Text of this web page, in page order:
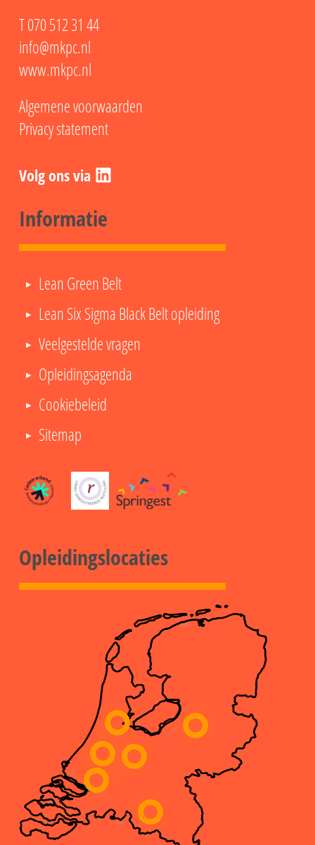
T070 512 31 44
info@mkpc.nl
www.mkpc.nl
Algemene voorwaarden
Privacy statement
Informatie
Lean Green Belt
Lean Six Sigma Black Belt opleiding
Veelgestelde vragen
Opleidingsagenda
Cookiebeleid
Sitemap
Opleidingslocaties